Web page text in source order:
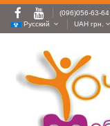
(096)056-63-64
Русский
UAH грн.